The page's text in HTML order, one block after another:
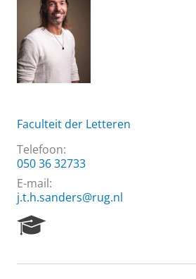
Faculteit der Letteren
Telefoon:
050 36 32733
E-mail:
j.t.h.sanders@rug.nl
e